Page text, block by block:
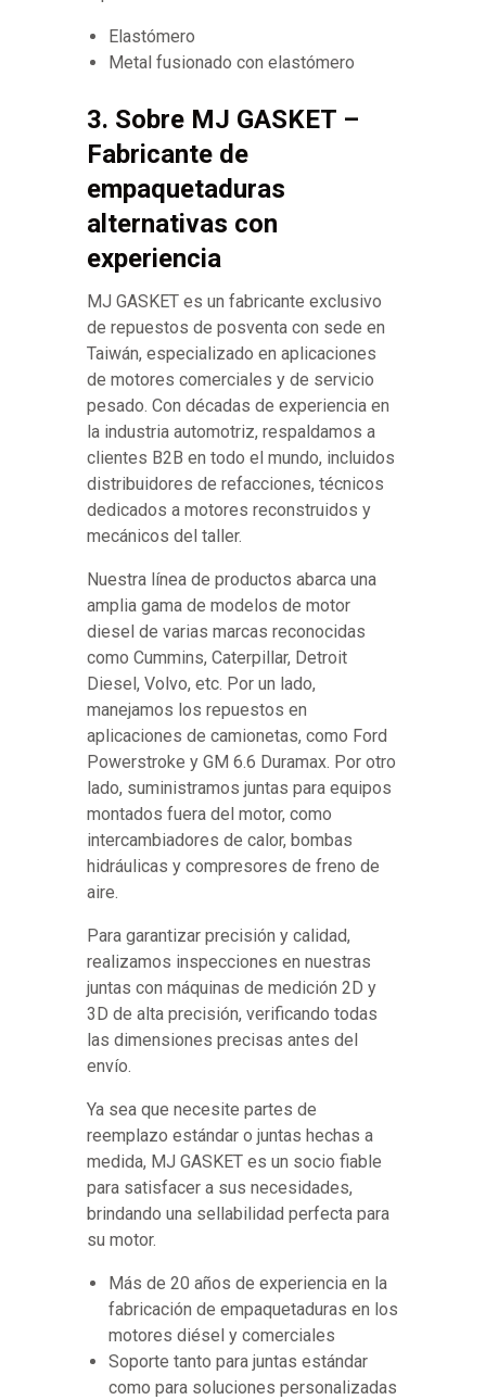
Elastómero
Metal fusionado con elastómero
3. Sobre MJ GASKET –
Fabricante de
empaquetaduras
alternativas con
experiencia
MJ GASKET es un fabricante exclusivo
de repuestos de posventa con sede en
Taiwán, especializado en aplicaciones
de motores comerciales y de servicio
pesado. Con décadas de experiencia en
la industria automotriz, respaldamos a
clientes B2B en todo el mundo, incluidos
distribuidores de refacciones, técnicos
dedicados a motores reconstruidos y
mecánicos del taller.
Nuestra línea de productos abarca una
amplia gama de modelos de motor
diesel de varias marcas reconocidas
como Cummins, Caterpillar, Detroit
Diesel, Volvo, etc. Por un lado,
manejamos los repuestos en
aplicaciones de camionetas, como Ford
Powerstroke y GM 6.6 Duramax. Por otro
lado, suministramos juntas para equipos
montados fuera del motor, como
intercambiadores de calor, bombas
hidráulicas y compresores de freno de
aire.
Para garantizar precisión y calidad,
realizamos inspecciones en nuestras
juntas con máquinas de medición 2D y
3D de alta precisión, verificando todas
las dimensiones precisas antes del
envío.
Ya sea que necesite partes de
reemplazo estándar o juntas hechas a
medida, MJ GASKET es un socio fiable
para satisfacer a sus necesidades,
brindando una sellabilidad perfecta para
su motor.
Más de 20 años de experiencia en la
fabricación de empaquetaduras en los
motores diésel y comerciales
Soporte tanto para juntas estándar
como para soluciones personalizadas